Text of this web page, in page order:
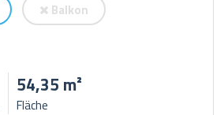
Balkon
54,35 m²
Fläche